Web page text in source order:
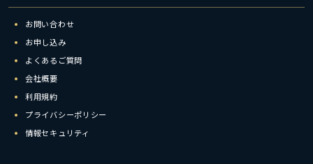
お問い合わせ
お申し込み
よくあるご質問
会社概要
利用規約
プライバシーポリシー
情報セキュリティ